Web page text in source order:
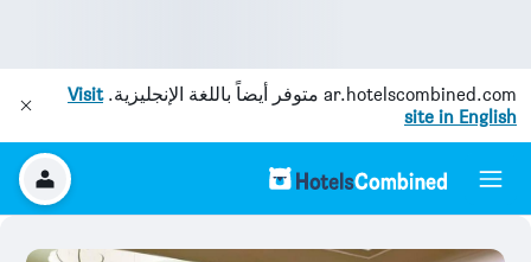
ar.hotelscombined.com متوفر أيضاً باللغة الإنجليزية.Visit
site in English